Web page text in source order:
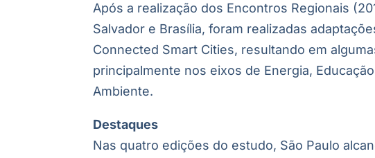
Após a realização dos Encontros Regionais
Salvador e Brasília, foram realizadas
Connected Smart Cities, resultando em
principalmente nos eixos de Energia,
Ambiente.
Destaques
Nas quatro edições do estudo, São Paulo